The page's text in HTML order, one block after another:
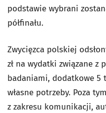
podstawie wybrani
półfinału.
Zwycięzca polskiej
zł na wydatki związane z
badaniami, dodatkowe 5
własne potrzeby. Poza
z zakresu komunikacji,